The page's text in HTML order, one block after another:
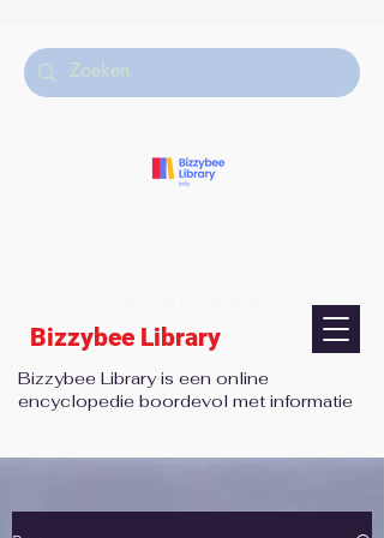
Bizzybee Library is een online
encyclopedie boordevol met informatie
Bizzybee Library